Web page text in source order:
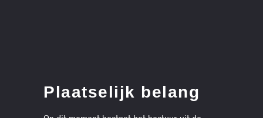
Plaatselijk belang